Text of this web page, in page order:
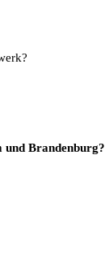
Brandenburg?